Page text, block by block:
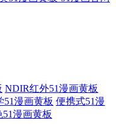
NDIR红外51漫画黄板
51漫画黄板 便携式51漫
51漫画黄板